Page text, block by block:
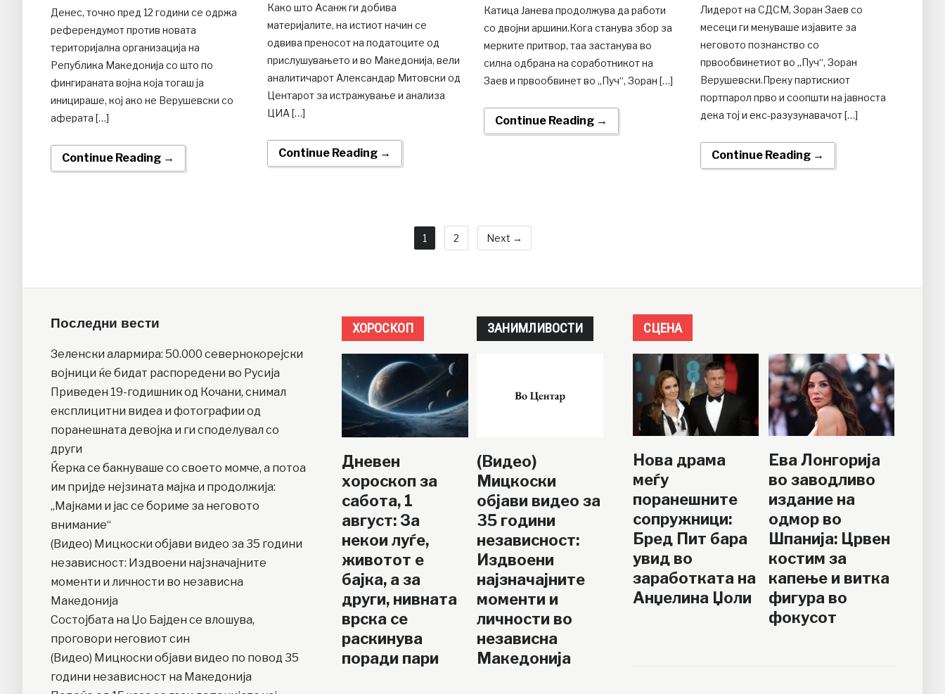
Денес, точно пред 12 години се одржа
референдумот против новата
територијална организација на
Република Македонија со што по
фингираната војна која тогаш ја
иницираше, кој ако не Верушевски со
аферата […]
Continue Reading →
Како што Асанж ги добива
материјалите, на истиот начин се
одвива преносот на податоците од
прислушувањето и во Македонија, вели
аналитичарот Александар Митовски од
Центарот за истражување и анализа
ЦИА […]
Continue Reading →
Катица Јанева продолжува да работи
со двојни аршини.Кога станува збор за
мерките притвор, таа застанува во
силна одбрана на соработникот на
Заев и првообвинет во „Пуч“, Зоран […]
Continue Reading →
Лидерот на СДСМ, Зоран Заев со
месеци ги менуваше изјавите за
неговото познанство со
првообвинетиот во „Пуч“, Зоран
Верушевски.Преку партискиот
портпарол прво и соопшти на јавноста
дека тој и екс-разузунавачот […]
Continue Reading →
1 2 Next →
Последни вести
Зеленски алармира: 50.000 севернокорејски
војници ќе бидат распоредени во Русија
Приведен 19-годишник од Кочани, снимал
експлицитни видеа и фотографии од
поранешната девојка и ги споделувал со
други
Ќерка се бакнуваше со своето момче, а потоа
им пријде нејзината мајка и продолжија:
„Мајками и јас се бориме за неговото
внимание“
(Видео) Мицкоски објави видео за 35 години
независност: Издвоени најзначајните
моменти и личности во независна
Македонија
Состојбата на Џо Бајден се влошува,
проговори неговиот син
(Видео) Мицкоски објави видео по повод 35
години независност на Македонија
ХОРОСКОП
Дневен
хороскоп за
сабота, 1
август: За
некои луѓе,
животот е
бајка, а за
други, нивната
врска се
раскинува
поради пари
ЗАНИМЛИВОСТИ
(Видео)
Мицкоски
објави видео за
35 години
независност:
Издвоени
најзначајните
моменти и
личности во
независна
Македонија
СЦЕНА
Нова драма
меѓу
поранешните
сопружници:
Бред Пит бара
увид во
заработката на
Анџелина Џоли
Ева Лонгорија
во заводливо
издание на
одмор во
Шпанија: Црвен
костим за
капење и витка
фигура во
фокусот